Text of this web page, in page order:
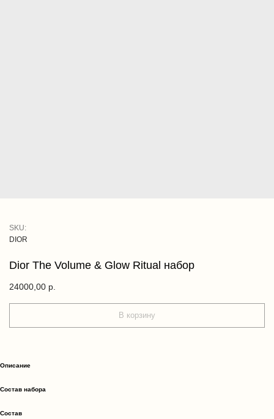
Dior The Volume & Glow Ritual набор
DIOR
SKU:
24000,00 р.
В корзину
Описание
Cостав набора
Cостав